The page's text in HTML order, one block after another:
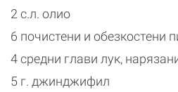
2 с.л. олио
6 почистени и обезкостени
4 средни глави лук,
5 г. джинджифил